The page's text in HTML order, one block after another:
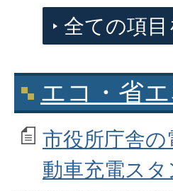
全ての項目
エコ・省
市役所庁舎の
動車充電スタ